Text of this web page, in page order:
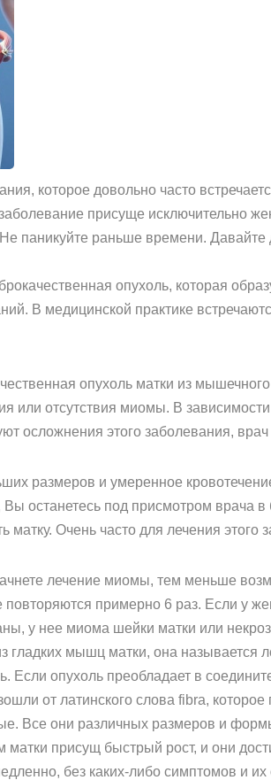
которое довольно часто
присуще исключительно
паникуйте раньше времени.
опухоль, которая
В медицинской практике
опухоль матки из
или отсутствия миомы. В
осложнения этого заболевания,
размеров и умеренное
Вы останетесь под присмотром
матку. Очень часто для лечения
лечение миомы, тем меньше
повторяются примерно 6 раз. Если у
у нее миома шейки матки или
гладких мышц матки, она
Если опухоль преобладает в
от латинского слова fibra,
Все они различных размеров и
присущ быстрый рост, и они
без каких-либо симптомов и